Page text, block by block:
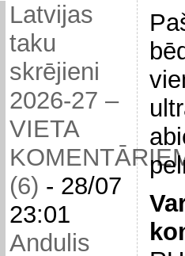
Latvijas
taku
skrējieni
2026-27 –
VIETA
(6) - 28/07
23:01
Andulis